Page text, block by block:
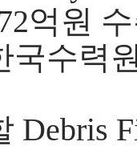
억원
국수력
Debris